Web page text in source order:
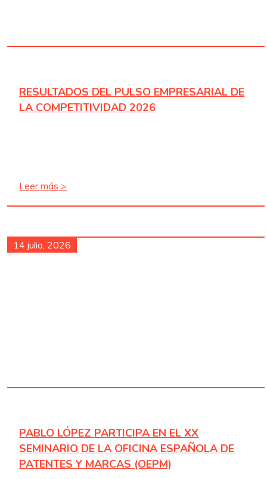
RESULTADOS DEL PULSO EMPRESARIAL DE
LA COMPETITIVIDAD 2026
Leer más >
14 julio, 2026
PABLO LÓPEZ PARTICIPA EN EL XX
SEMINARIO DE LA OFICINA ESPAÑOLA DE
PATENTES Y MARCAS (OEPM)